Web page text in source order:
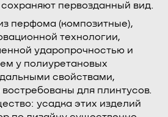
первозданный вид.
перфома (композитные),
технологии,
ударопрочностью и
у полиуретановых
свойствами,
для плинтусов.
усадка этих изделий